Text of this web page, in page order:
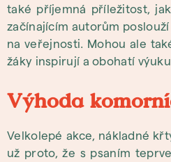
také příjemná příležitost,
začínajícím autorům
na veřejnosti. Mohou ale
žáky inspirují a obohatí
Výhoda
Velkolepé akce, nákladné
už proto, že s psaním